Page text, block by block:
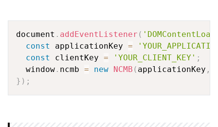
document . addEventListener (
const
applicationKey =
const
clientKey = 'YOUR_CLIENT_KEY' ;
  window
. ncmb = new NCMB ( applicationKey ,
} ) ;